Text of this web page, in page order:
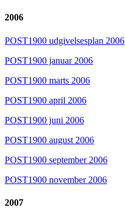
2006
POST1900 udgivelsesplan 2006
POST1900 januar 2006
POST1900 marts 2006
POST1900 april 2006
POST1900 juni 2006
POST1900 august 2006
POST1900 september 2006
POST1900 november 2006
2007